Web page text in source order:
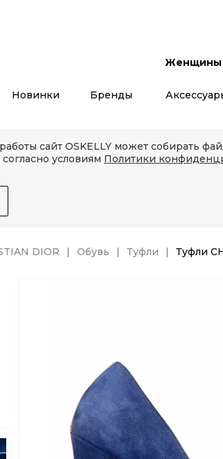
Женщины
Новинки Бренды
сайт OSKELLY может собирать
условиям Политики
DIOR Обувь Туфли Туфли